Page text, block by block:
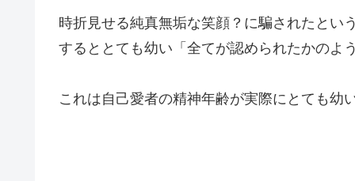
時折見せる純真無垢な笑顔？に騙されたとい
するととても幼い「全てが認められたかのよ
これは自己愛者の精神年齢が実際にとても幼